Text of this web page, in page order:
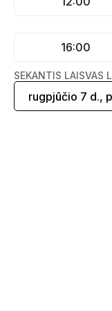
16:00
SEKANTIS LAISVAS
rugpjūčio 7 d.,